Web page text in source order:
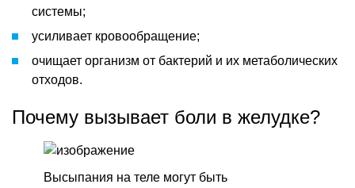
системы;
усиливает кровообращение;
очищает организм от бактерий и их метаболических
отходов.
Почему вызывает боли в желудке?
Высыпания на теле могут быть